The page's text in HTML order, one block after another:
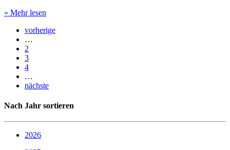
» Mehr lesen
vorherige
…
2
3
4
…
nächste
Nach Jahr sortieren
2026